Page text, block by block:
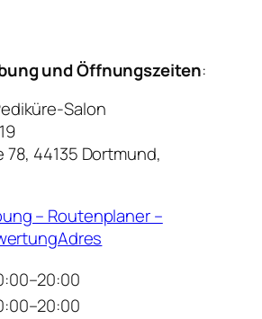
und Öffnungszeiten:
Salon
44135 Dortmund,
– Routenplaner –